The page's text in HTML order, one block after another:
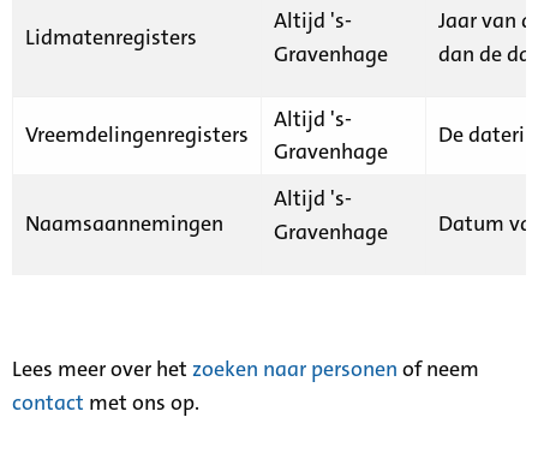
Lidmatenregisters
Altijd 's-
Gravenhage
Jaar van
dan de
Vreemdelingenregisters
Altijd 's-
Gravenhage
De
Naamsaannemingen
Altijd 's-
Gravenhage
Datum
Lees meer over het zoeken naar personen of neem
contact met ons op.